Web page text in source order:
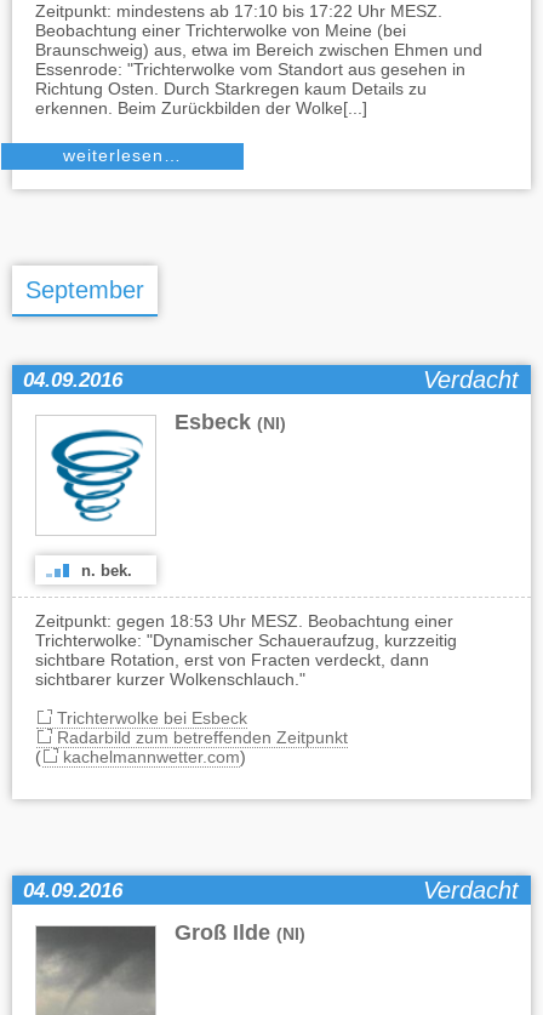
Zeitpunkt: mindestens ab 17:10 bis 17:22 Uhr MESZ.
Beobachtung einer Trichterwolke von Meine (bei
Braunschweig) aus, etwa im Bereich zwischen Ehmen und
Essenrode: "Trichterwolke vom Standort aus gesehen in
Richtung Osten. Durch Starkregen kaum Details zu
erkennen. Beim Zurückbilden der Wolke[...]
weiterlesen…
September
04.09.2016 Verdacht
Esbeck (NI)
n. bek.
Zeitpunkt: gegen 18:53 Uhr MESZ. Beobachtung einer
Trichterwolke: "Dynamischer Schaueraufzug, kurzzeitig
sichtbare Rotation, erst von Fracten verdeckt, dann
sichtbarer kurzer Wolkenschlauch."
Trichterwolke bei Esbeck
Radarbild zum betreffenden Zeitpunkt
(
kachelmannwetter.com)
04.09.2016 Verdacht
Groß Ilde (NI)